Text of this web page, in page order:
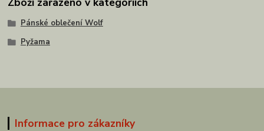
Pánské oblečení Wolf
Pyžama
Informace pro zákazníky